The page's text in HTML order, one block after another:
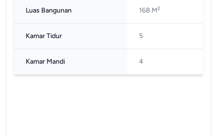
Luas Bangunan 168 M2
Kamar Tidur 5
Kamar Mandi 4